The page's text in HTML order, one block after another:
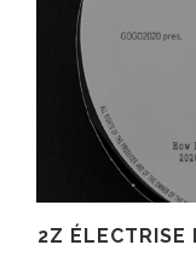
2Z ÉLECTRISE